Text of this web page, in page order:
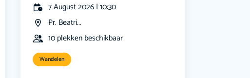
7 August 2026 | 10:30
Pr. Beatri...
10 plekken beschikbaar
Wandelen